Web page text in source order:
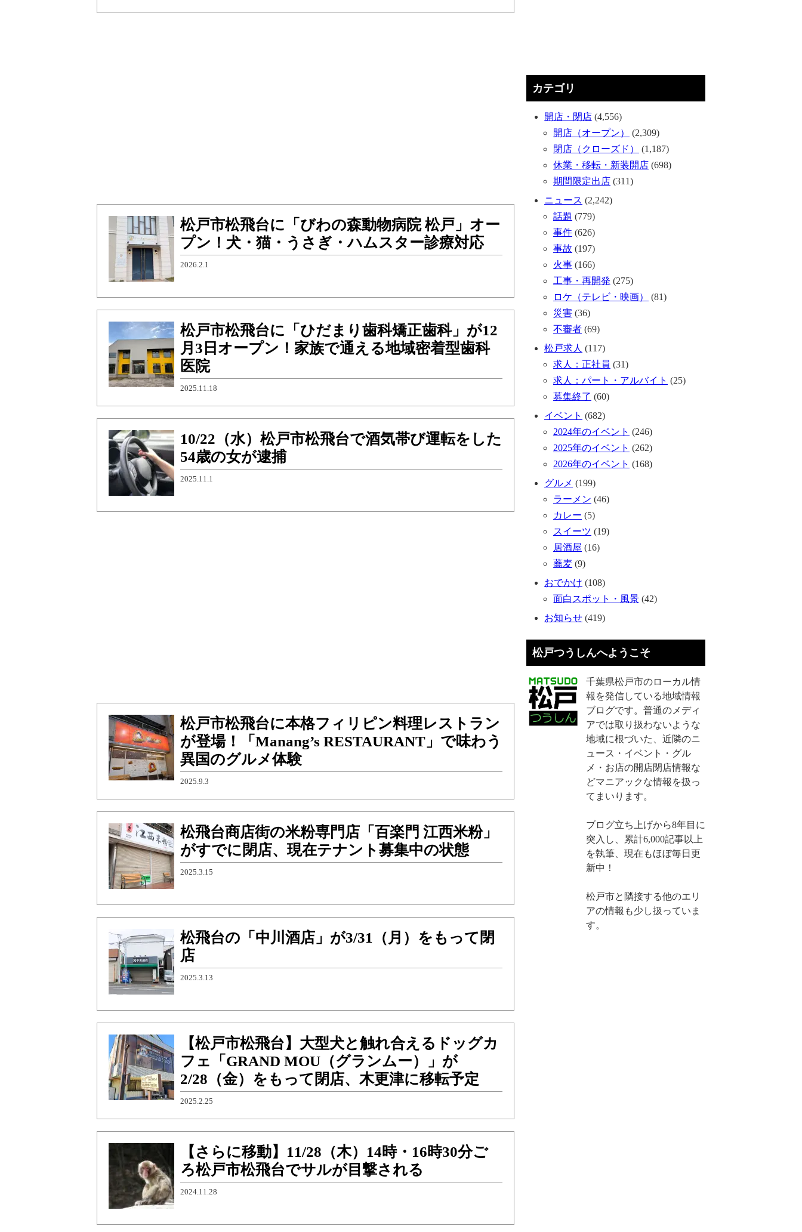
松戸市松飛台に「びわの森動物病院 松戸」オー
プン！犬・猫・うさぎ・ハムスター診療対応
2026.2.1
松戸市松飛台に「ひだまり歯科矯正歯科」が12
月3日オープン！家族で通える地域密着型歯科
医院
2025.11.18
10/22（水）松戸市松飛台で酒気帯び運転をした
54歳の女が逮捕
2025.11.1
松戸市松飛台に本格フィリピン料理レストラン
が登場！「Manang’s RESTAURANT」で味わう
異国のグルメ体験
2025.9.3
松飛台商店街の米粉専門店「百楽門 江西米粉」
がすでに閉店、現在テナント募集中の状態
2025.3.15
松飛台の「中川酒店」が3/31（月）をもって閉
店
2025.3.13
【松戸市松飛台】大型犬と触れ合えるドッグカ
フェ「GRAND MOU（グランムー）」が
2/28（金）をもって閉店、木更津に移転予定
2025.2.25
【さらに移動】11/28（木）14時・16時30分ご
ろ松戸市松飛台でサルが目撃される
2024.11.28
カテゴリ
開店・閉店 (4,556)
開店（オープン）
(2,309)
閉店（クローズド）
(1,187)
休業・移転・新装開店 (698)
期間限定出店 (311)
ニュース (2,242)
話題 (779)
事件 (626)
事故 (197)
火事 (166)
工事・再開発 (275)
ロケ（テレビ・映画）
(81)
災害 (36)
不審者 (69)
松戸求人 (117)
求人：正社員 (31)
求人：パート・アルバイト (25)
募集終了 (60)
イベント (682)
2024年のイベント (246)
2025年のイベント (262)
2026年のイベント (168)
グルメ (199)
ラーメン (46)
カレー (5)
スイーツ (19)
居酒屋 (16)
蕎麦 (9)
おでかけ (108)
面白スポット・風景 (42)
お知らせ (419)
松戸つうしんへようこそ
千葉県松戸市のローカル情
報を発信している地域情報
ブログです。普通のメディ
アでは取り扱わないような
地域に根づいた、近隣のニ
ュース・イベント・グル
メ・お店の開店閉店情報な
どマニアックな情報を扱っ
てまいります。
ブログ立ち上げから8年目に
突入し、累計6,000記事以上
を執筆、現在もほぼ毎日更
新中！
松戸市と隣接する他のエリ
アの情報も少し扱っていま
す。